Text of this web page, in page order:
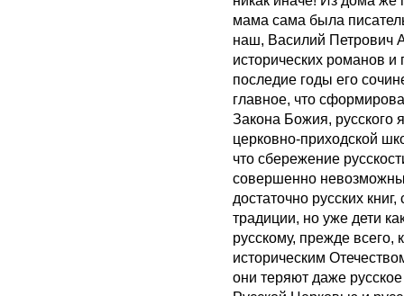
мама сама была
наш, Василий Петрович
исторических романов
последие годы его
главное, что
Закона Божия, русского
церковно-приходской
что сбережение
совершенно
достаточно русских
традиции, но уже дети
русскому, прежде всего,
историческим
они теряют даже